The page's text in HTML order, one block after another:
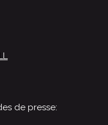
de presse: